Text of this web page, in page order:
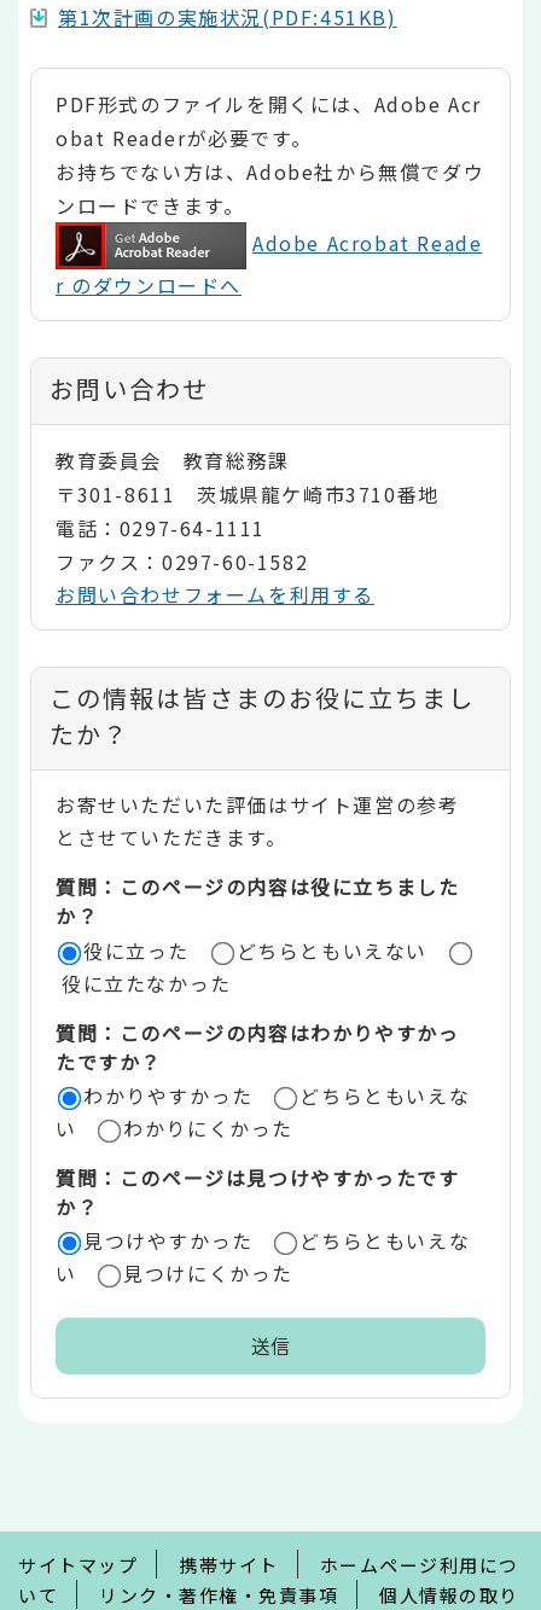
第1次計画の実施状況(PDF:451KB)
PDF形式のファイルを開くには、Adobe Acr
obat Readerが必要です。
お持ちでない方は、Adobe社から無償でダウ
ンロードできます。
Adobe Acrobat Reade
r のダウンロードへ
お問い合わせ
教育委員会 教育総務課
〒301-8611 茨城県龍ケ崎市3710番地
電話：0297-64-1111
ファクス：0297-60-1582
お問い合わせフォームを利用する
コ
ン
テ
ン
ツ
評
価
リ
ア
この情報は皆さまのお役に立ちまし
たか？
お寄せいただいた評価はサイト運営の参考
とさせていただきます。
質問：このページの内容は役に立ちました
か？
役に立った
どちらともいえない
役に立たなかった
質問：このページの内容はわかりやすかっ
たですか？
わかりやすかった
どちらともいえな
い
わかりにくかった
質問：このページは見つけやすかったです
か？
見つけやすかった
どちらともいえな
い
見つけにくかった
で
サイトマップ 携帯サイト
ホームページ利用につ
いて
リンク・著作権・免責事項 個人情報の取り